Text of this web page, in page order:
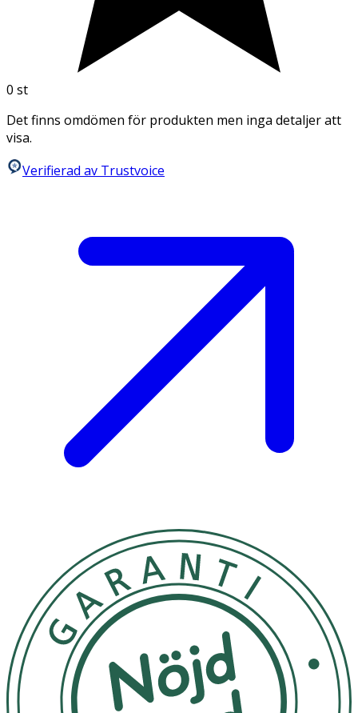
0 st
Det finns omdömen för produkten men inga detaljer att
visa.
Verifierad av Trustvoice